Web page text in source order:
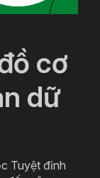
cơ
dữ
Tuyệt đỉnh